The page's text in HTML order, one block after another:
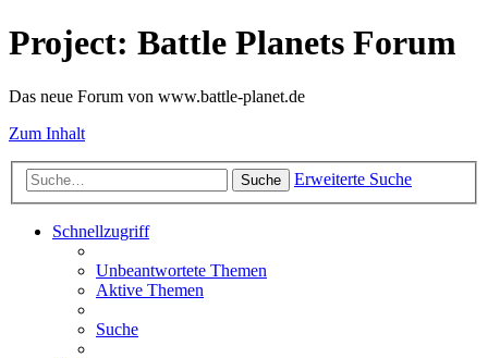
Project: Battle Planets Forum
Das neue Forum von www.battle-planet.de
Zum Inhalt
Suche Erweiterte Suche
Schnellzugriff
Unbeantwortete Themen
Aktive Themen
Suche